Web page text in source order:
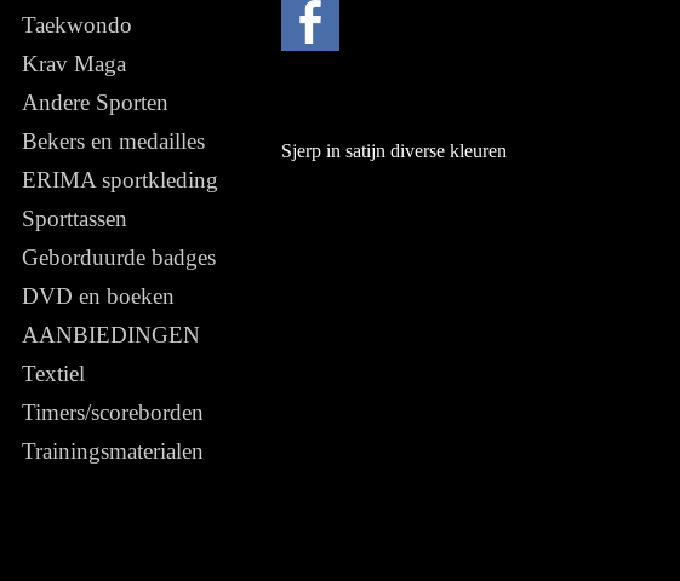
Taekwondo
Krav Maga
Andere Sporten
Bekers en medailles
ERIMA sportkleding
Sporttassen
Geborduurde badges
DVD en boeken
AANBIEDINGEN
Textiel
Timers/scoreborden
Trainingsmaterialen
Sjerp in satijn diverse kleuren